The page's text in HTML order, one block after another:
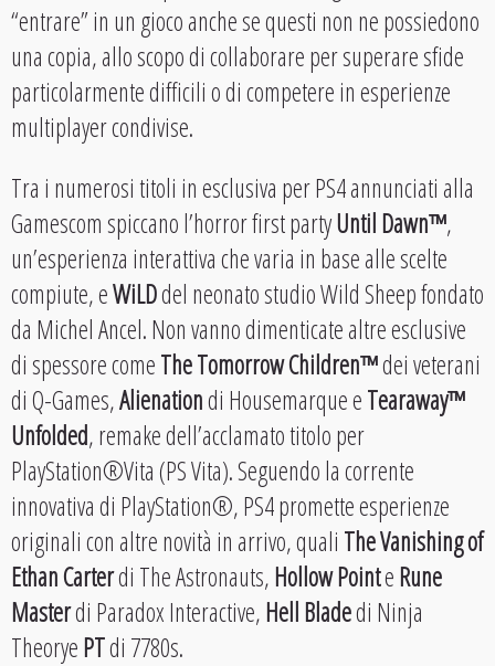
“entrare” in un gioco anche se questi non ne possiedono
una copia, allo scopo di collaborare per superare sfide
particolarmente difficili o di competere in esperienze
multiplayer condivise.
Tra i numerosi titoli in esclusiva per PS4 annunciati alla
Gamescom spiccano l’horror first partyUntil Dawn™,
un’esperienza interattiva che varia in base alle scelte
compiute, eWiLDdel neonato studio Wild Sheep fondato
da Michel Ancel. Non vanno dimenticate altre esclusive
di spessore comeThe Tomorrow Children™dei veterani
di Q-Games,Alienationdi Housemarque eTearaway™
Unfolded, remake dell’acclamato titolo per
PlayStation®Vita (PS Vita). Seguendo la corrente
innovativa di PlayStation®, PS4 promette esperienze
originali con altre novità in arrivo, quali The Vanishing of
Ethan Carterdi The Astronauts,Hollow PointeRune
Masterdi Paradox Interactive,Hell Bladedi Ninja
TheoryePTdi 7780s.